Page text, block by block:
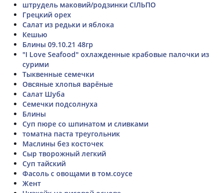
штрудель маковий/родзинки СІЛЬПО
Грецкий орех
Салат из редьки и яблока
Кешью
Блины 09.10.21 48гр
"I Love Seafood" охлажденные крабовые палочки из
сурими
Тыквенные семечки
Овсяные хлопья варёные
Салат Шуба
Семечки подсолнуха
Блины
Суп пюре со шпинатом и сливками
томатна паста треугольник
Маслины без косточек
Сыр творожный легкий
Суп тайский
Фасоль с овощами в том.соусе
Жент